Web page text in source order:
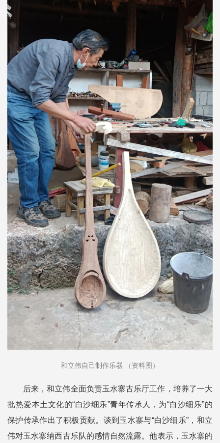
和立伟自己制作乐器 （资料图）
后来，和立伟全面负责玉水寨古乐厅工作，培养了一大
批热爱本土文化的“白沙细乐”青年传承人，为“白沙细乐”的
保护传承作出了积极贡献。谈到玉水寨与“白沙细乐”，和立
伟对玉水寨纳西古乐队的感情自然流露。他表示，玉水寨的